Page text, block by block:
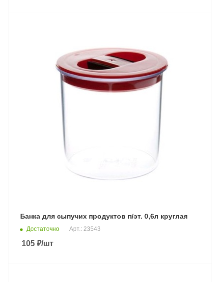
Банка для сыпучих продуктов п/эт. 0,6л круглая
Достаточно Арт.: 23543
105 ₽/шт